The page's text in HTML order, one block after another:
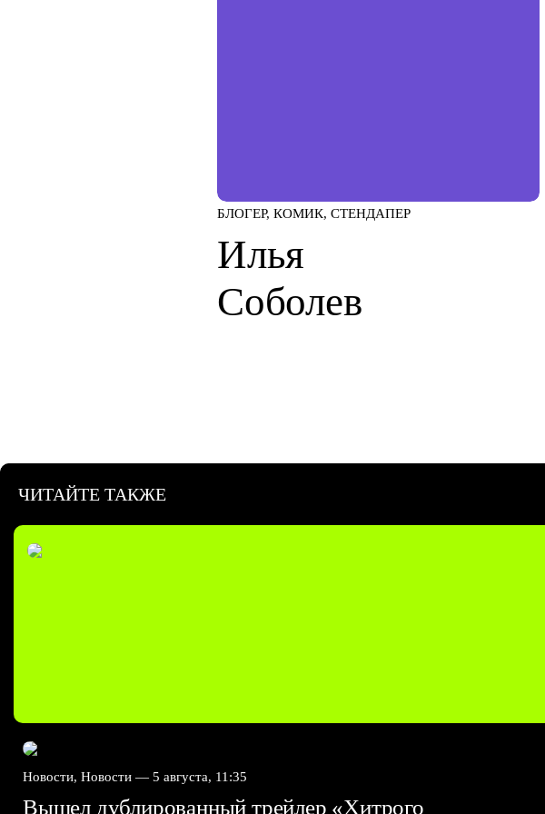
БЛОГЕР, КОМИК, СТЕНДАПЕР
Илья
Соболев
ЧИТАЙТЕ ТАКЖЕ
Новости, Новости — 5 августа, 11:35
Вышел дублированный трейлер «Хитрого